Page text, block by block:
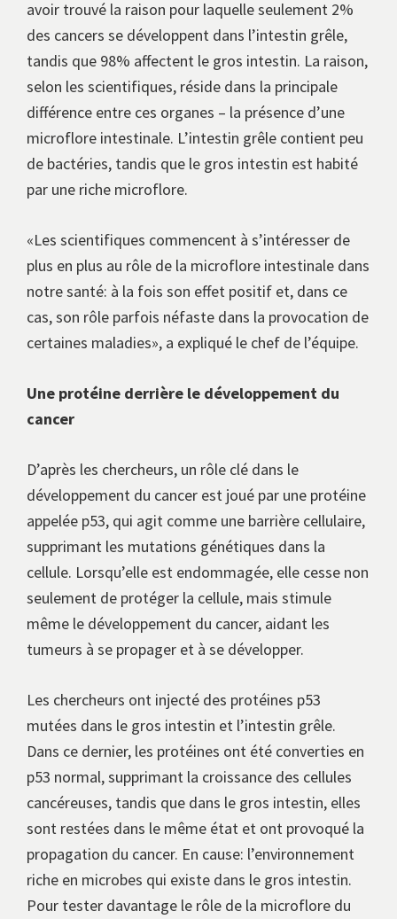
avoir trouvé la raison pour laquelle seulement 2%
des cancers se développent dans l’intestin grêle,
tandis que 98% affectent le gros intestin. La raison,
selon les scientifiques, réside dans la principale
différence entre ces organes – la présence d’une
microflore intestinale. L’intestin grêle contient peu
de bactéries, tandis que le gros intestin est habité
par une riche microflore.
«Les scientifiques commencent à s’intéresser de
plus en plus au rôle de la microflore intestinale dans
notre santé: à la fois son effet positif et, dans ce
cas, son rôle parfois néfaste dans la provocation de
certaines maladies», a expliqué le chef de l’équipe.
Une protéine derrière le développement du
cancer
D’après les chercheurs, un rôle clé dans le
développement du cancer est joué par une protéine
appelée p53, qui agit comme une barrière cellulaire,
supprimant les mutations génétiques dans la
cellule. Lorsqu’elle est endommagée, elle cesse non
seulement de protéger la cellule, mais stimule
même le développement du cancer, aidant les
tumeurs à se propager et à se développer.
Les chercheurs ont injecté des protéines p53
mutées dans le gros intestin et l’intestin grêle.
Dans ce dernier, les protéines ont été converties en
p53 normal, supprimant la croissance des cellules
cancéreuses, tandis que dans le gros intestin, elles
sont restées dans le même état et ont provoqué la
propagation du cancer. En cause: l’environnement
riche en microbes qui existe dans le gros intestin.
Pour tester davantage le rôle de la microflore du